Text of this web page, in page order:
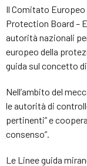
Il Comitato
Protection Board –
autorità nazionali
europeo della
guida sul concetto
Nell’ambito del
le autorità di
pertinenti” e
consenso”.
Le Linee guida